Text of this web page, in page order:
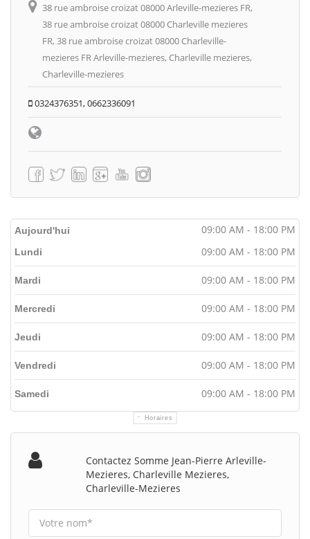
38 rue ambroise croizat 08000 Arleville-mezieres FR,
38 rue ambroise croizat 08000 Charleville mezieres
FR, 38 rue ambroise croizat 08000 Charleville-
mezieres FR Arleville-mezieres, Charleville mezieres,
Charleville-mezieres
0324376351, 0662336091
Aujourd'hui 09:00 AM - 18:00 PM
Horaires
Lundi 09:00 AM - 18:00 PM
Mardi 09:00 AM - 18:00 PM
Mercredi 09:00 AM - 18:00 PM
Jeudi 09:00 AM - 18:00 PM
Vendredi 09:00 AM - 18:00 PM
Samedi 09:00 AM - 18:00 PM
Contactez Somme Jean-Pierre Arleville-
Mezieres, Charleville Mezieres,
Charleville-Mezieres